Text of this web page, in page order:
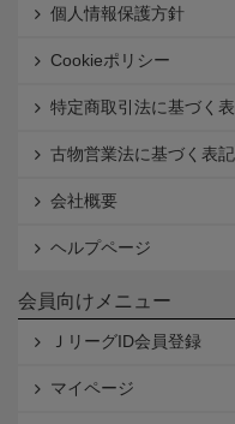
個人情報保護方針
Cookieポリシー
特定商取引法に基づく
古物営業法に基づく表記
会社概要
ヘルプページ
会員向けメニュー
ＪリーグID会員登録
マイページ